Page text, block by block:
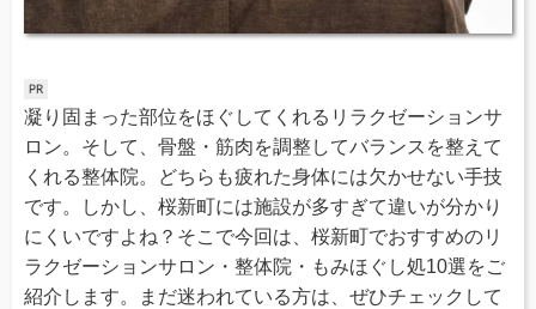
凝り固まった部位をほぐしてくれるリラクゼーションサ
ロン。そして、骨盤・筋肉を調整してバランスを整えて
くれる整体院。どちらも疲れた身体には欠かせない手技
です。しかし、桜新町には施設が多すぎて違いが分かり
にくいですよね？そこで今回は、桜新町でおすすめのリ
ラクゼーションサロン・整体院・もみほぐし処10選をご
紹介します。まだ迷われている方は、ぜひチェックして